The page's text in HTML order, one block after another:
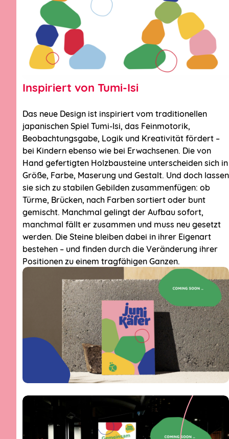
Inspiriert von Tumi-Isi
Das neue Design ist inspiriert vom traditionellen
japanischen Spiel Tumi-Isi, das Feinmotorik,
Beobachtungsgabe, Logik und Kreativität fördert –
bei Kindern ebenso wie bei Erwachsenen. Die von
Hand gefertigten Holzbausteine unterscheiden sich in
Größe, Farbe, Maserung und Gestalt. Und doch lassen
sie sich zu stabilen Gebilden zusammenfügen: ob
Türme, Brücken, nach Farben sortiert oder bunt
gemischt. Manchmal gelingt der Aufbau sofort,
manchmal fällt er zusammen und muss neu gesetzt
werden. Die Steine bleiben dabei in ihrer Eigenart
bestehen – und finden durch die Veränderung ihrer
Positionen zu einem tragfähigen Ganzen.
Vielfalt, erfahren
Wertschätzung und
wachsen in einer
achtsamen
Gemeinschaft.«
Auszug aus unserem Rahmenkonzept
Allgemeiner Kontakt
Kontakt zum
Trägerverbund
Junikäfer
Hier sind alle Kontaktmöglichkeiten!
Über uns
Netzwerke & Partner:innen
Projekte & Zertifizierungen
Familien
Vormerkung & Platzvergabe
Infos & Formulare
Eingewöhnung & Übergänge
Elternbildung &
Elternberatung
KiTa-ABC